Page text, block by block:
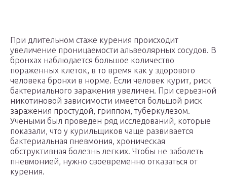
При длительном стаже курения происходит
увеличение проницаемости альвеолярных сосудов. В
бронхах наблюдается большое количество
пораженных клеток, в то время как у здорового
человека бронхи в норме. Если человек курит, риск
бактериального заражения увеличен. При серьезной
никотиновой зависимости имеется большой риск
заражения простудой, гриппом, туберкулезом.
Учеными был проведен ряд исследований, которые
показали, что у курильщиков чаще развивается
бактериальная пневмония, хроническая
обструктивная болезнь легких. Чтобы не заболеть
пневмонией, нужно своевременно отказаться от
курения.